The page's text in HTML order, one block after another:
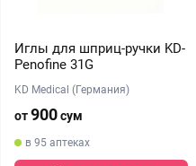
Иглы для шприц-ручки KD-
Penofine 31G
KD Medical (Германия)
от900сум
в 95 аптеках